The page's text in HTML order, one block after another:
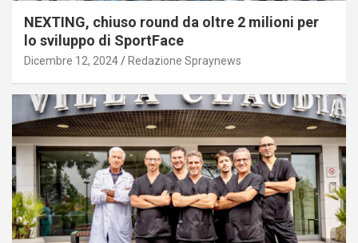
NEXTING, chiuso round da oltre 2 milioni per
lo sviluppo di SportFace
Dicembre 12, 2024 Redazione Spraynews